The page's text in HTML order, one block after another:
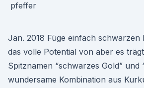
Jan. 2018 Füge einfach
das volle Potential von aber es
Spitznamen “schwarzes Gold” und
wundersame Kombination aus